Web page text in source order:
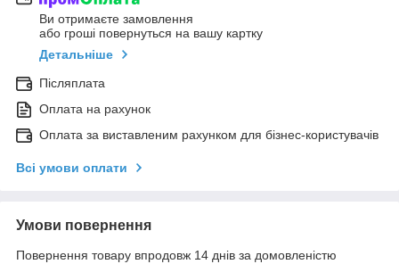
Ви отримаєте замовлення
або гроші повернуться на вашу картку
Детальніше
Післяплата
Оплата на рахунок
Оплата за виставленим рахунком для бізнес-користувачів
Всі умови оплати
Умови повернення
Повернення товару впродовж 14 днів за домовленістю